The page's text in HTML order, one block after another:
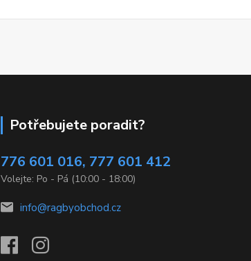
Potřebujete poradit?
776 601 016, 777 601 412
Volejte: Po - Pá (10:00 - 18:00)
info@ragbyobchod.cz